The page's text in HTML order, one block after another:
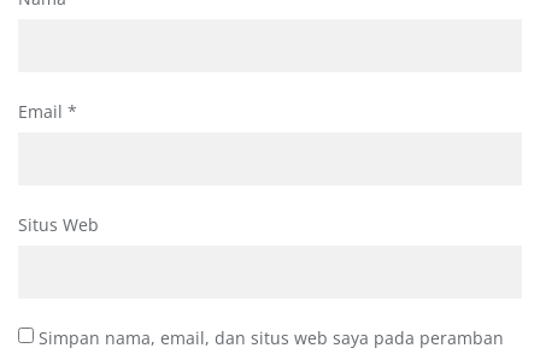
Email *
Situs Web
Simpan nama, email, dan situs web saya pada peramban